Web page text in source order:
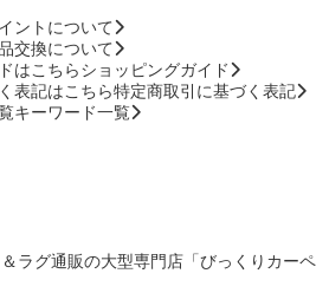
ントについて
交換について
ショッピングガイド
特定商取引に基づく表記
キーワード一覧
ラグ通販の大型専門店「びっくりカーペ